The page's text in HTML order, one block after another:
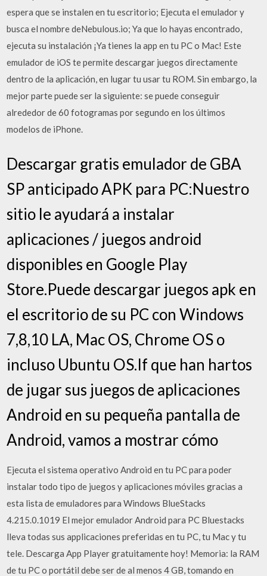
espera que se instalen en tu escritorio; Ejecuta el emulador y
busca el nombre deNebulous.io; Ya que lo hayas encontrado,
ejecuta su instalación ¡Ya tienes la app en tu PC o Mac! Este
emulador de iOS te permite descargar juegos directamente
dentro de la aplicación, en lugar tu usar tu ROM. Sin embargo, la
mejor parte puede ser la siguiente: se puede conseguir
alrededor de 60 fotogramas por segundo en los últimos
modelos de iPhone.
Descargar gratis emulador de GBA
SP anticipado APK para PC:Nuestro
sitio le ayudará a instalar
aplicaciones / juegos android
disponibles en Google Play
Store.Puede descargar juegos apk en
el escritorio de su PC con Windows
7,8,10 LA, Mac OS, Chrome OS o
incluso Ubuntu OS.If que han hartos
de jugar sus juegos de aplicaciones
Android en su pequeña pantalla de
Android, vamos a mostrar cómo
Ejecuta el sistema operativo Android en tu PC para poder
instalar todo tipo de juegos y aplicaciones móviles gracias a
esta lista de emuladores para Windows BlueStacks
4.215.0.1019 El mejor emulador Android para PC Bluestacks
lleva todas sus applicaciones preferidas en tu PC, tu Mac y tu
tele. Descarga App Player gratuitamente hoy! Memoria: la RAM
de tu PC o portátil debe ser de al menos 4 GB, tomando en